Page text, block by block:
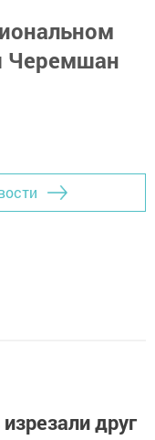
Черемшан
друг